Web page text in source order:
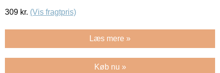
309 kr. (Vis fragtpris)
Læs mere »
Køb nu »